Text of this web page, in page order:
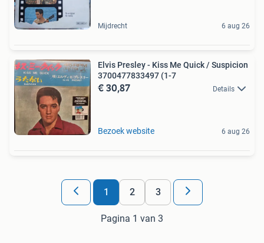
Mijdrecht 6 aug 26
Elvis Presley - Kiss Me Quick / Suspicion
3700477833497 (1-7
€ 30,87 Details
Bezoek website 6 aug 26
1 2 3
Pagina 1 van 3